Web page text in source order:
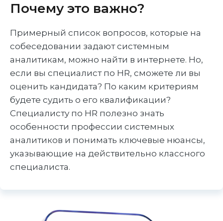
Почему это важно?
Примерный список вопросов, которые на
собеседовании задают системным
аналитикам, можно найти в интернете. Но,
если вы специалист по HR, сможете ли вы
оценить кандидата? По каким критериям
будете судить о его квалификации?
Специалисту по HR полезно знать
особенности профессии системных
аналитиков и понимать ключевые нюансы,
указывающие на действительно классного
специалиста.